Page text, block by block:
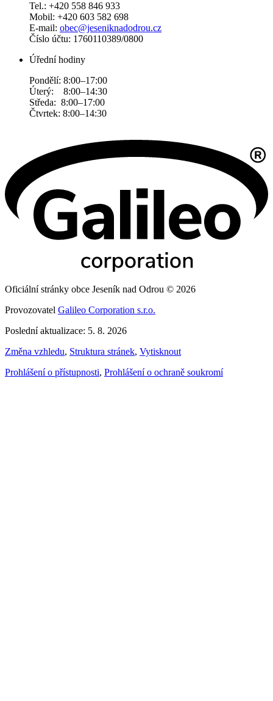
Tel.: +420 558 846 933
Mobil: +420 603 582 698
E-mail: obec@jeseniknadodrou.cz
Číslo účtu: 1760110389/0800
Úřední hodiny
Pondělí: 8:00–17:00
Úterý: 8:00–14:30
Středa: 8:00–17:00
Čtvrtek: 8:00–14:30
Oficiální stránky obce Jeseník nad Odrou © 2026
Provozovatel Galileo Corporation s.r.o.
Poslední aktualizace: 5. 8. 2026
Změna vzhledu, Struktura stránek, Vytisknout
Prohlášení o přístupnosti, Prohlášení o ochraně soukromí